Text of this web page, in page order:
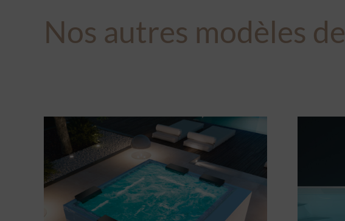
Nos autres modèles de